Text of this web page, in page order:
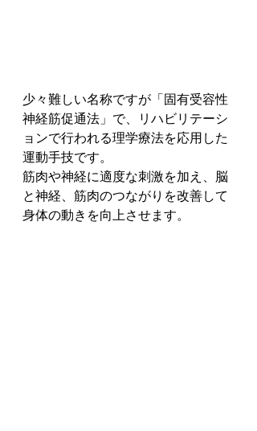
少々難しい名称ですが「固有受容性
神経筋促通法」で、リハビリテーシ
ョンで行われる理学療法を応用した
運動手技です。
筋肉や神経に適度な刺激を加え、脳
と神経、筋肉のつながりを改善して
身体の動きを向上させます。